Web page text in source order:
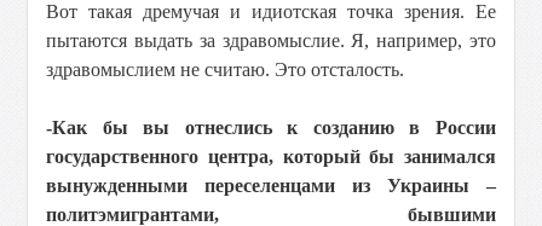
Вот такая дремучая и идиотская точка зрения. Ее
пытаются выдать за здравомыслие. Я, например, это
здравомыслием не считаю. Это отсталость.
-Как бы вы отнеслись к созданию в России
государственного центра, который бы занимался
вынужденными переселенцами из Украины –
политэмигрантами, бывшими